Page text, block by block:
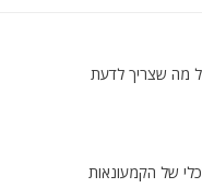
מה שצריך לדעת
של הקמעונאות